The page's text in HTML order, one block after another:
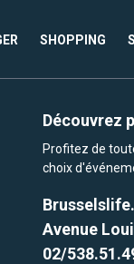
SHOPPING
Découvrez
Profitez de
choix
Avenue
02/